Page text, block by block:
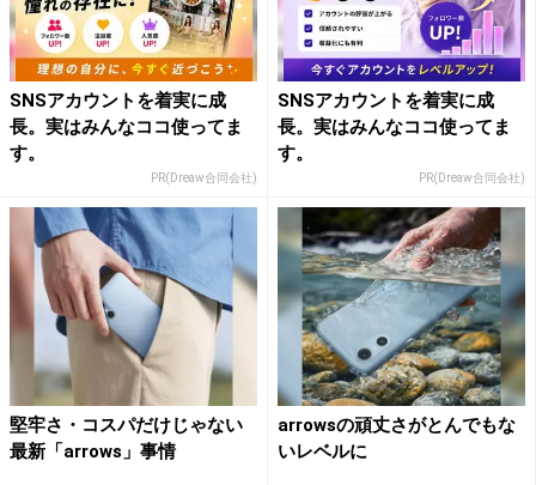
SNSアカウントを着実に成
長。実はみんなココ使ってま
す。
PR(Dreaw合同会社)
SNSアカウントを着実に成
長。実はみんなココ使ってま
す。
PR(Dreaw合同会社)
堅牢さ・コスパだけじゃない
最新「arrows」事情
arrowsの頑丈さがとんでもな
いレベルに